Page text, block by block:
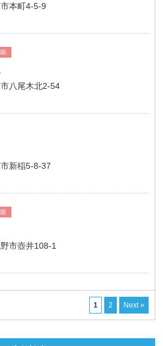
本町4-5-9
八尾木北2-54
新稲5-8-37
市壺井108-1
1 2 Next »